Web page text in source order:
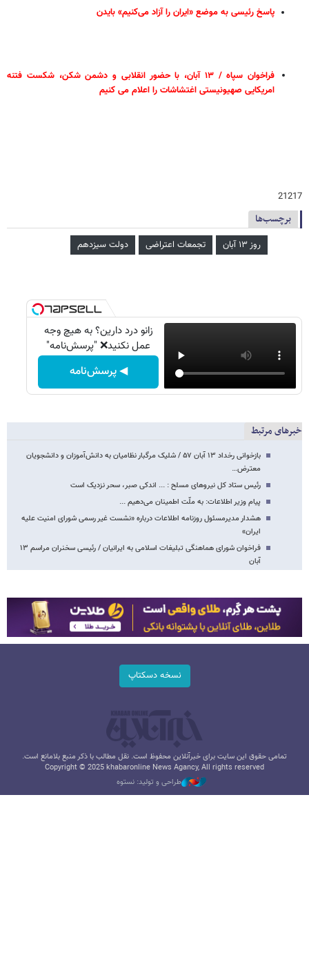
پاسخ رئیسی به موضع «ایران را آزاد می‌کنیم» بایدن
فراخوان سپاه / ۱۳ آبان، با حضور انقلابی و دشمن شکن، شکست فتنه
امریکایی صهیونیستی اغتشاشات را اعلام می کنیم
21217
برچسب‌ها
روز ۱۳ آبان تجمعات اعتراضی دولت سیزدهم
زانو درد دارین؟ به هیچ وجه
عمل نکنید❌ "پرسش‌نامه"
◀ پرسش‌نامه
خبرهای مرتبط
بازخوانی رخداد ۱۳ آبان ۵۷ / شلیک مرگبار نظامیان به دانش‌آموزان و دانشجویان
معترض…
رئیس ستاد کل نیروهای مسلح : ... اندکی صبر، سحر نزدیک است
پیام وزیر اطلاعات: به ملّت اطمینان می‌دهیم ...
هشدار مدیرمسئول روزنامه اطلاعات درباره «نشست غیر رسمی شورای امنیت علیه
ایران»
فراخوان شورای هماهنگی تبلیغات اسلامی به ایرانیان / رئیسی سخنران مراسم ۱۳
آبان
نسخه دسکتاپ
تمامی حقوق این سایت برای خبرآنلاین محفوظ است. نقل مطالب با ذکر منبع بلامانع است.
Copyright © 2025 khabaronline News Agancy, All rights reserved
طراحی و تولید: نستوه